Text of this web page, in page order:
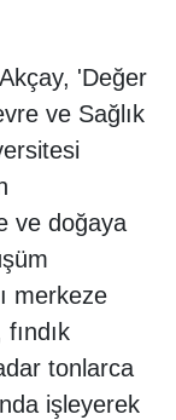
'Değer
ve Sağlık
ve doğaya
merkeze
tonlarca
işleyerek